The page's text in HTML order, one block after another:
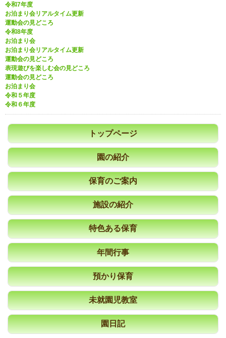
令和7年度
お泊まり会リアルタイム更新
運動会の見どころ
令和8年度
お泊まり会
お泊まり会リアルタイム更新
運動会の見どころ
表現遊びを楽しむ会の見どころ
運動会の見どころ
お泊まり会
令和５年度
令和６年度
トップページ
園の紹介
保育のご案内
施設の紹介
特色ある保育
年間行事
預かり保育
未就園児教室
園日記